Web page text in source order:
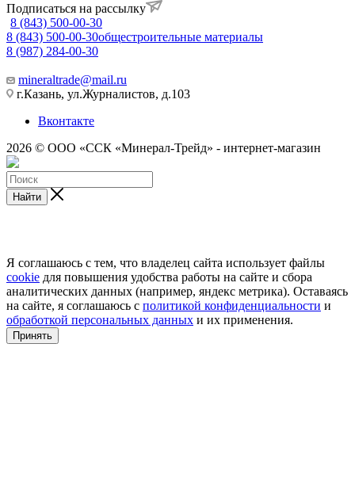
Подписаться на рассылку
8 (843) 500-00-30
8 (843) 500-00-30общестроительные материалы
8 (987) 284-00-30
mineraltrade@mail.ru
г.Казань, ул.Журналистов, д.103
Вконтакте
2026 © ООО «ССК «Минерал-Трейд» - интернет-магазин
Найти
Я соглашаюсь с тем, что владелец сайта использует файлы
cookie для повышения удобства работы на сайте и сбора
аналитических данных (например, яндекс метрика). Оставаясь
на сайте, я соглашаюсь с политикой конфиденциальности и
обработкой персональных данных и их применения.
Принять